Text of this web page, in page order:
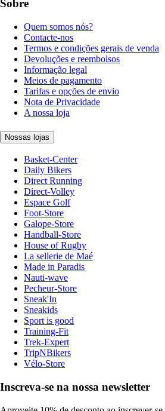
Sobre
Quem somos nós?
Contacte-nos
Termos e condições gerais de venda
Devoluções e reembolsos
Informação legal
Meios de pagamento
Tarifas e opções de envio
Nota de Privacidade
A nossa loja
Nossas lojas
Basket-Center
Daily Bikers
Direct Running
Direct-Volley
Espace Golf
Foot-Store
Galope-Store
Handball-Store
House of Rugby
La sellerie de Maé
Made in Paradis
Nauti-wave
Pecheur-Store
Sneak'In
Sneakids
Sport is good
Training-Fit
Trek-Expert
TripNBikers
Vélo-Store
Inscreva-se na nossa newsletter